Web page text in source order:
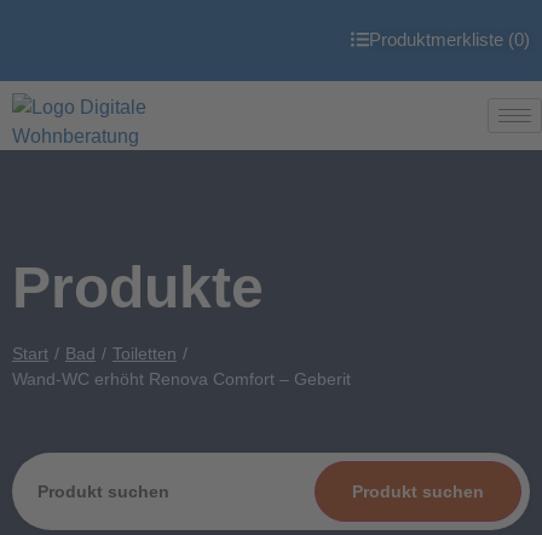
Produktmerkliste (0)
Produkte
Start Bad
Toiletten
Wand-WC erhöht Renova Comfort – Geberit
Produkt suchen